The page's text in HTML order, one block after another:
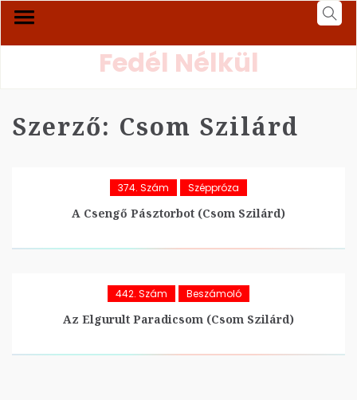
Fedél Nélkül
Szerző: Csom Szilárd
374. Szám Széppróza
A Csengő Pásztorbot (Csom Szilárd)
442. Szám Beszámoló
Az Elgurult Paradicsom (Csom Szilárd)